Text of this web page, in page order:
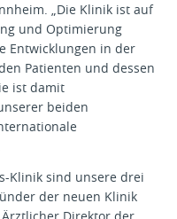
„Die Klinik ist auf
und Optimierung
Entwicklungen in der
Patienten und dessen
ist damit
beiden
Klinik sind unsere drei
der neuen Klinik